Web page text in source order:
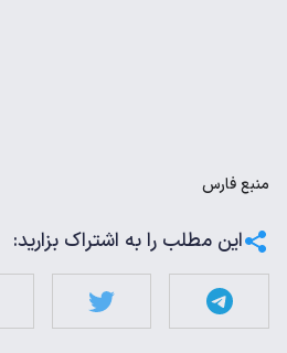
منبعفارس
این مطلب را به اشتراک بزارید: